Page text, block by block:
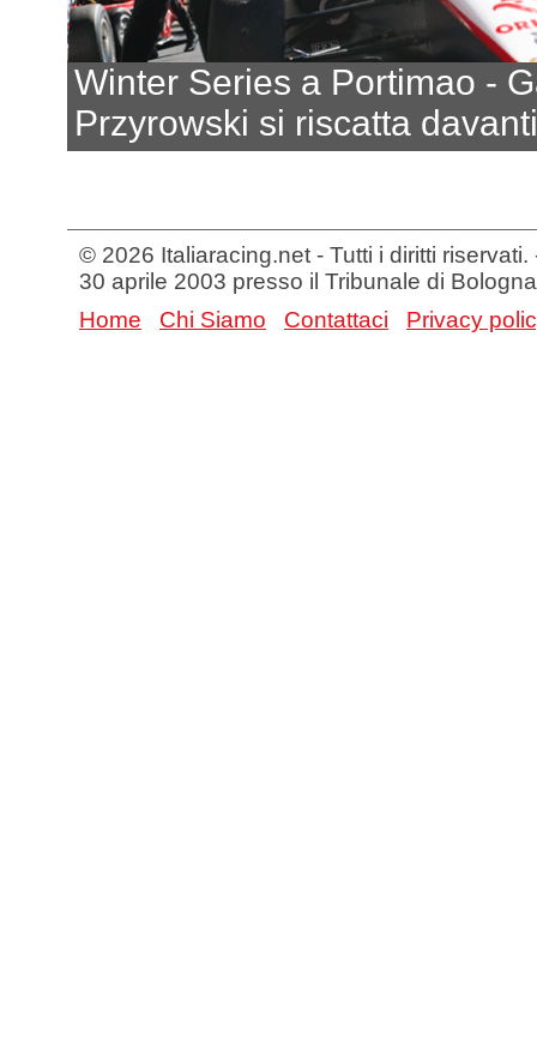
Winter Series a Portimao -
Przyrowski si riscatta
© 2026 Italiaracing.net - Tutti i diritti
30 aprile 2003 presso il Tribunale di Bologna
Home
Chi Siamo Contattaci Privacy